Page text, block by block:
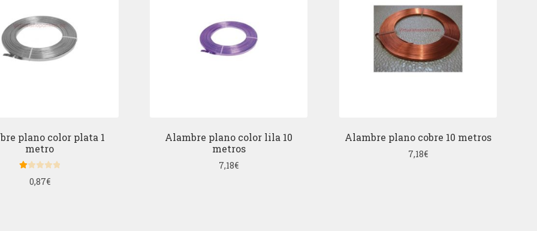
plano color plata 1
metro
0,87€
Alambre plano color lila 10
metros
7,18€
Alambre plano cobre 10 metros
7,18€